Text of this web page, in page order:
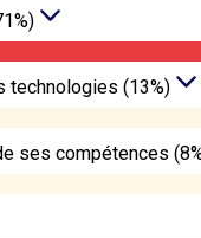
technologies (13%)
ses compétences